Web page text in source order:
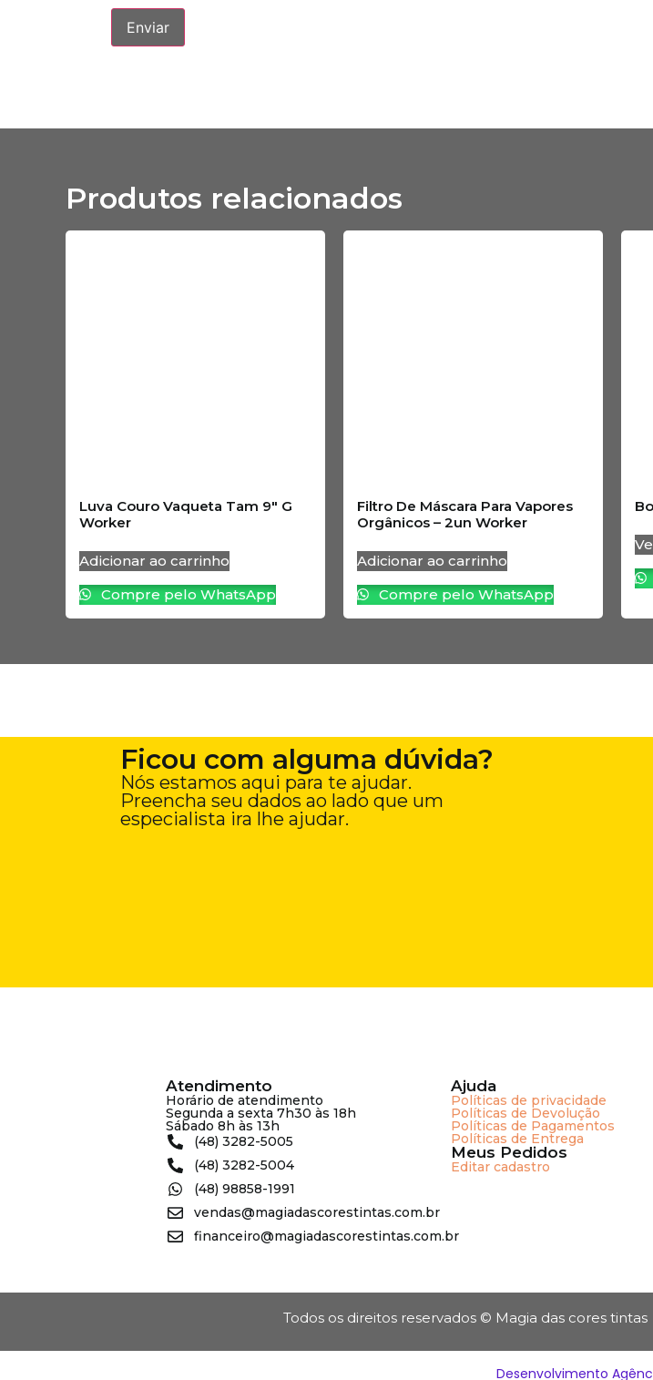
Produtos relacionados
Luva Couro Vaqueta Tam 9″ G
Worker
Adicionar ao carrinho
Compre pelo WhatsApp
Filtro De Máscara Para Vapores
Orgânicos – 2un Worker
Adicionar ao carrinho
Compre pelo WhatsApp
Ficou com alguma dúvida?
Nós estamos aqui para te ajudar.
Preencha seu dados ao lado que um
especialista ira lhe ajudar.
Atendimento
Horário de atendimento
Segunda a sexta 7h30 às 18h
Sábado 8h às 13h
(48) 3282-5005
(48) 3282-5004
(48) 98858-1991
vendas@magiadascorestintas.com.br
financeiro@magiadascorestintas.com.br
Ajuda
Políticas de privacidade
Políticas de Devolução
Políticas de Pagamentos
Políticas de Entrega
Meus Pedidos
Editar cadastro
Todos os direitos reservados © Magia das cores tintas
Desenvolvimento